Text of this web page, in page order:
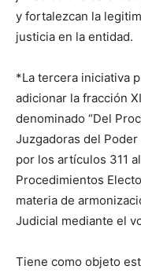
y fortalezcan la
justicia en la entidad.
*La tercera iniciativa
adicionar la fracción
denominado “Del
Juzgadoras del
por los artículos 311
Procedimientos
materia de
Judicial mediante el
Tiene como objeto